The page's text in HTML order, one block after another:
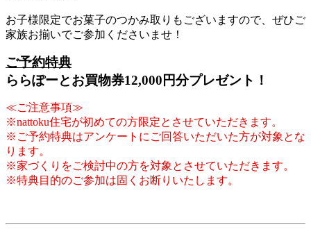
お子様限定でお菓子のつかみ取りもございますので、ぜひご
家族お揃いでご参加くださいませ！
ご予約特典
ららぽーとお買物券12,000円分プレゼント！
≪ご注意事項≫
※nattoku住宅が初めての方限定とさせていただきます。
※ご予約特典はアンケートにご回答いただいた方が対象とな
ります。
※家づくりをご検討中の方を対象とさせていただきます。
※特典目的のご参加は固くお断りいたします。